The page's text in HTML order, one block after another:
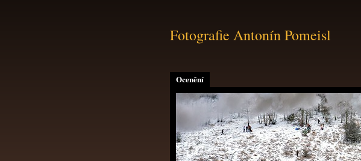
Ocenění
Fotografie Antonín Pomeisl